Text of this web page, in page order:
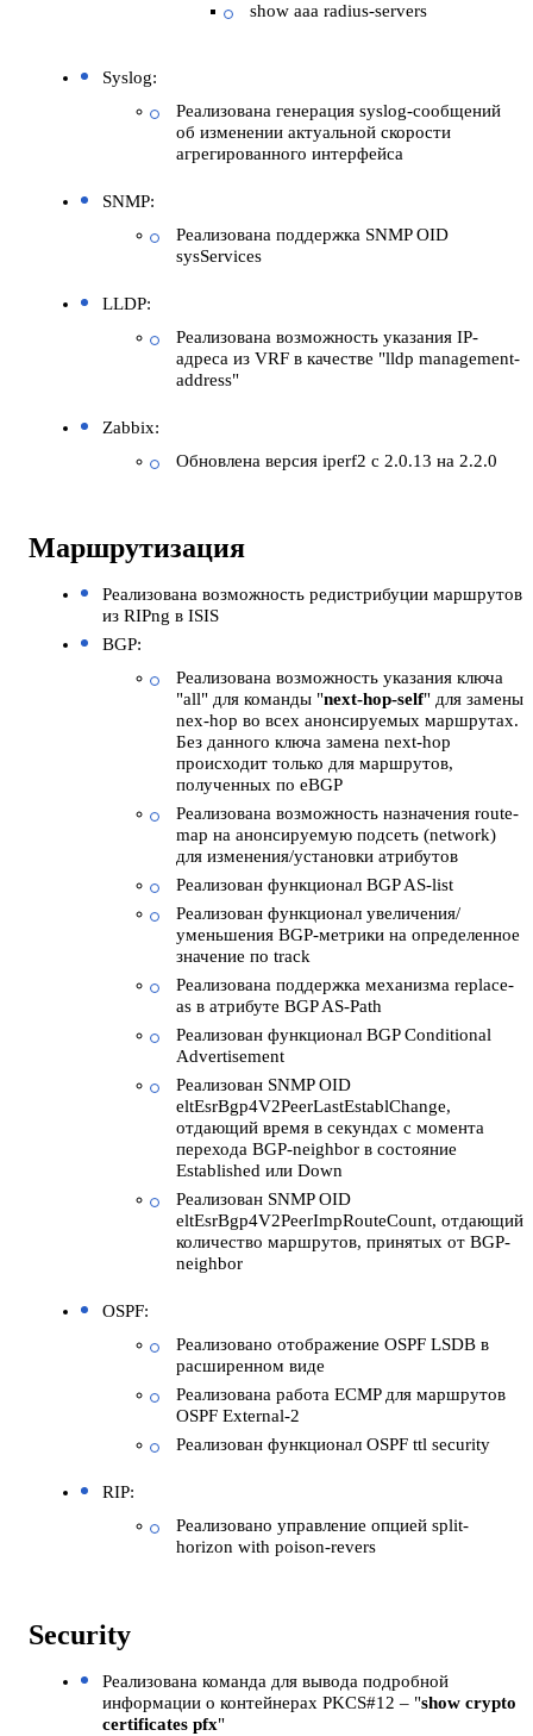
show aaa radius-servers
Syslog:
Реализована генерация syslog-сообщений
об изменении актуальной скорости
агрегированного интерфейса
SNMP:
Реализована поддержка SNMP OID
sysServices
LLDP:
Реализована возможность указания IP-
адреса из VRF в качестве "lldp management-
address"
Zabbix:
Обновлена версия iperf2 с 2.0.13 на 2.2.0
Маршрутизация
Реализована возможность редистрибуции маршрутов
из RIPng в ISIS
BGP:
Реализована возможность указания ключа
"all" для команды "next-hop-self" для замены
nex-hop во всех анонсируемых маршрутах.
Без данного ключа замена next-hop
происходит только для маршрутов,
полученных по eBGP
Реализована возможность назначения route-
map на анонсируемую подсеть (network)
для изменения/установки атрибутов
Реализован функционал BGP AS-list
Реализован функционал увеличения/
уменьшения BGP-метрики на определенное
значение по track
Реализована поддержка механизма replace-
as в атрибуте BGP AS-Path
Реализован функционал BGP Conditional
Advertisement
Реализован SNMP OID
eltEsrBgp4V2PeerLastEstablChange,
отдающий время в секундах с момента
перехода BGP-neighbor в состояние
Established или Down
Реализован SNMP OID
eltEsrBgp4V2PeerImpRouteCount, отдающий
количество маршрутов, принятых от BGP-
neighbor
OSPF:
Реализовано отображение OSPF LSDB в
расширенном виде
Реализована работа ECMP для маршрутов
OSPF External-2
Реализован функционал OSPF ttl security
RIP:
Реализовано управление опцией split-
horizon with poison-revers
Security
Реализована команда для вывода подробной
информации о контейнерах PKCS#12 – "show crypto
certificates pfx"